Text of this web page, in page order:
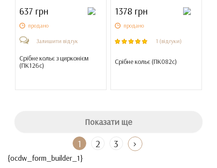
637 грн
продано
Залишити відгук
Срібне кольє з цирконієм
(ПК126с)
1378 грн
продано
1 (відгуки)
Срібне кольє (ПК082с)
Показати ще
1 2 3
{ocdw_form_builder_1}